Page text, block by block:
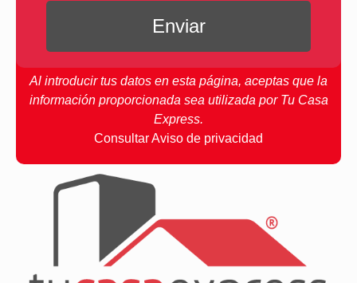
Al introducir tus datos en esta página, aceptas que la
información proporcionada sea utilizada por Tu Casa
Express.
Consultar Aviso de privacidad